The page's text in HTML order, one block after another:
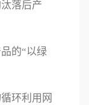
落后产
的“以绿
环利用网